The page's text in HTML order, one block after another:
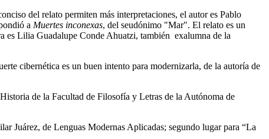
del relato permiten más interpretaciones, el autor es Pablo
a Muertes inconexas, del seudónimo "Mar". El relato es un
es Lilia Guadalupe Conde Ahuatzi, también exalumna de la
cibernética es un buen intento para modernizarla, de la autoría de
de la Facultad de Filosofía y Letras de la Autónoma de
Juárez, de Lenguas Modernas Aplicadas; segundo lugar para “La